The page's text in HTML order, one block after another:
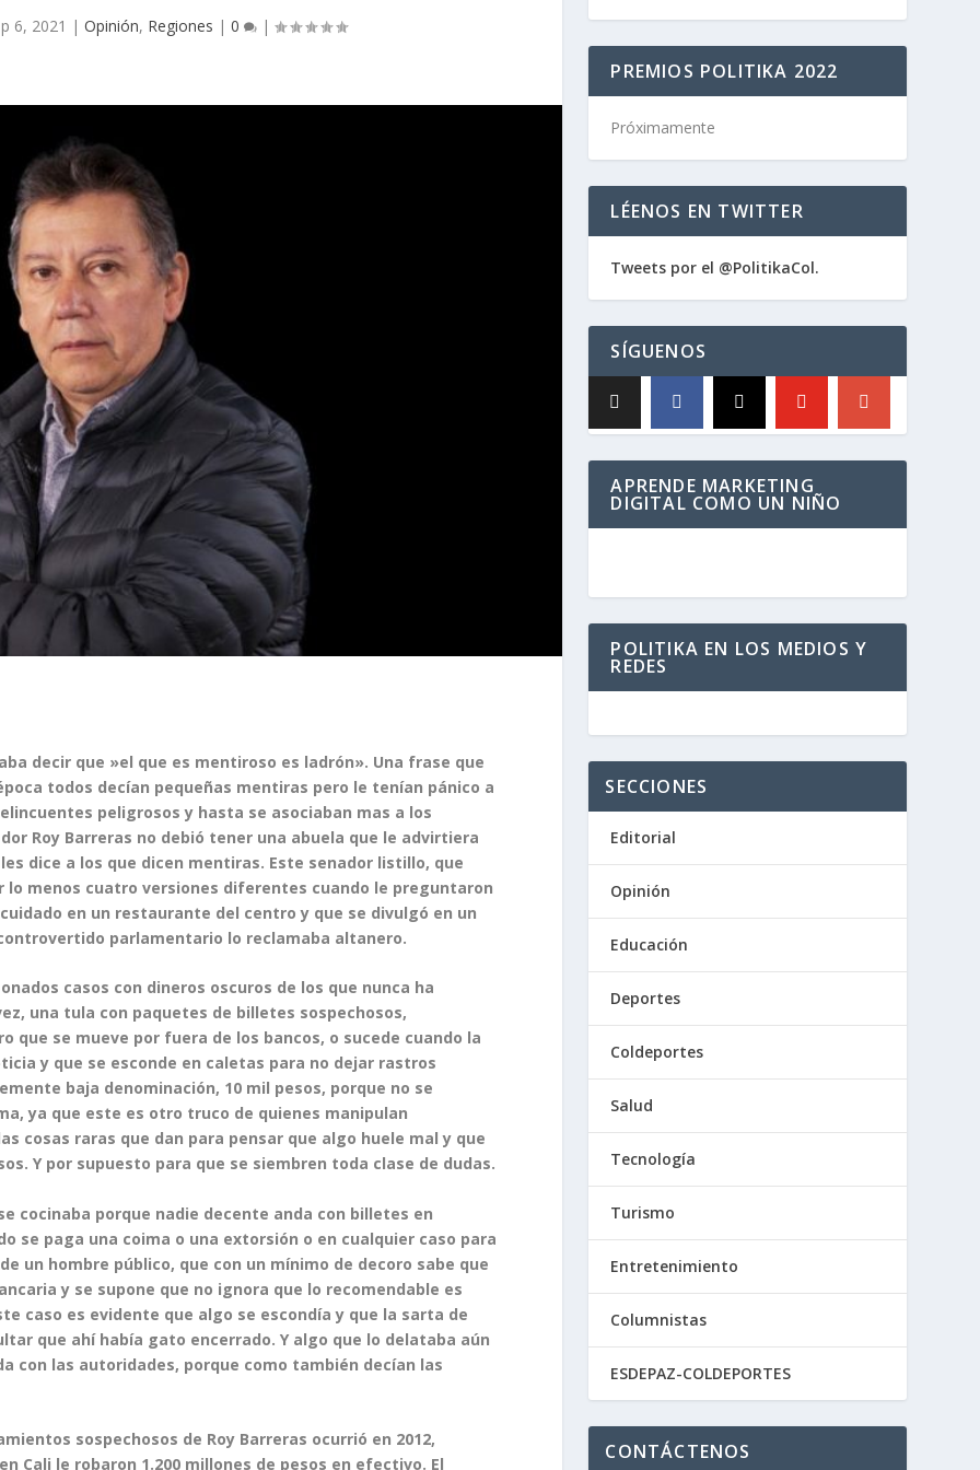
6, 2021 | Opinión, Regiones | 0 |
decir que »el que es mentiroso es ladrón». Una frase que
todos decían pequeñas mentiras pero le tenían pánico a
peligrosos y hasta se asociaban mas a los
Roy Barreras no debió tener una abuela que le advirtiera
dice a los que dicen mentiras. Este senador listillo, que
menos cuatro versiones diferentes cuando le preguntaron
en un restaurante del centro y que se divulgó en un
parlamentario lo reclamaba altanero.
casos con dineros oscuros de los que nunca ha
una tula con paquetes de billetes sospechosos,
que se mueve por fuera de los bancos, o sucede cuando la
y que se esconde en caletas para no dejar rastros
baja denominación, 10 mil pesos, porque no se
ya que este es otro truco de quienes manipulan
cosas raras que dan para pensar que algo huele mal y que
Y por supuesto para que se siembren toda clase de dudas.
cocinaba porque nadie decente anda con billetes en
se paga una coima o una extorsión o en cualquier caso para
un hombre público, que con un mínimo de decoro sabe que
y se supone que no ignora que lo recomendable es
caso es evidente que algo se escondía y que la sarta de
que ahí había gato encerrado. Y algo que lo delataba aún
con las autoridades, porque como también decían las
sospechosos de Roy Barreras ocurrió en 2012,
Cali le robaron 1.200 millones de pesos en efectivo. El
PREMIOS POLITIKA 2022
Próximamente
LÉENOS EN TWITTER
Tweets por el @PolitikaCol.
SÍGUENOS
APRENDE MARKETING
DIGITAL COMO UN NIÑO
POLITIKA EN LOS MEDIOS Y
REDES
SECCIONES
Editorial
Opinión
Educación
Deportes
Coldeportes
Salud
Tecnología
Turismo
Entretenimiento
Columnistas
ESDEPAZ-COLDEPORTES
CONTÁCTENOS